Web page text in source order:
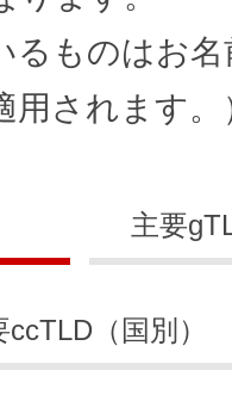
トde診断
トナー
能なプログラム
るものはお
用されます。
主要
ccTLD（国別）